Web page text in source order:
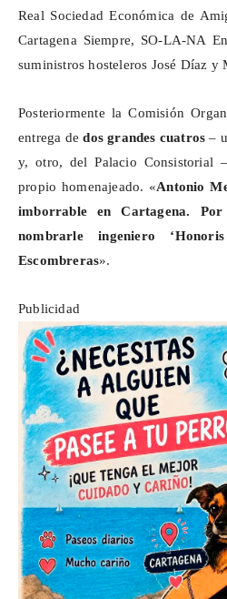
Real Sociedad Económica de
Cartagena Siempre, SO-LA-NA
suministros hosteleros José Díaz y
Posteriormente la Comisión
entrega dedos grandes cuatros –
y, otro, del Palacio Consistorial
propio homenajeado. «Antonio
imborrable en Cartagena.
nombrarle ingeniero
Escombreras».
Publicidad